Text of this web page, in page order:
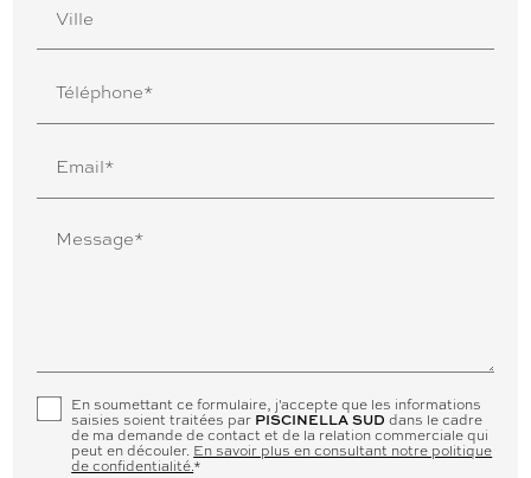
Ville
Téléphone*
Email*
Message*
En soumettant ce formulaire, j'accepte que les informations
saisies soient traitées par PISCINELLA SUD dans le cadre
de ma demande de contact et de la relation commerciale qui
peut en découler. En savoir plus en consultant notre politique
de confidentialité.*